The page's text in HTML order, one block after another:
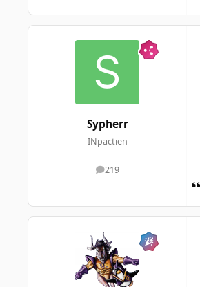
Sypherr
INpactien
219
messages